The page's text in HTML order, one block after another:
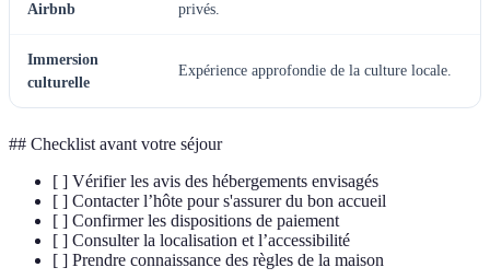
Airbnb
privés.
Immersion
culturelle
Expérience approfondie de la culture locale.
## Checklist avant votre séjour
[ ] Vérifier les avis des hébergements envisagés
[ ] Contacter l’hôte pour s'assurer du bon accueil
[ ] Confirmer les dispositions de paiement
[ ] Consulter la localisation et l’accessibilité
[ ] Prendre connaissance des règles de la maison